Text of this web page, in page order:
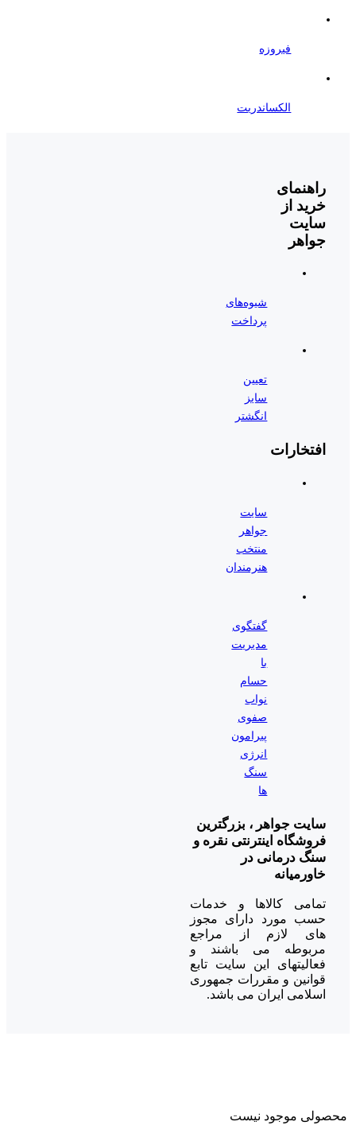
فیروزه
الکساندریت
راهنمای
خرید از
سایت
جواهر
شیوه‌های
پرداخت
تعیین
سایز
انگشتر
افتخارات
سایت
جواهر
منتخب
هنرمندان
گفتگوی
مدیریت
با
حسام
نواب
صفوی
پیرامون
انرژی
سنگ
ها
سایت جواهر ، بزرگترین
فروشگاه اینترنتی نقره و
سنگ درمانی در
خاورمیانه
تمامی کالاها و خدمات
حسب مورد دارای مجوز
های لازم از مراجع
مربوطه می باشند و
فعالیتهای این سایت تابع
قوانین و مقررات جمهوری
اسلامی ایران می باشد.
محصولی موجود نیست